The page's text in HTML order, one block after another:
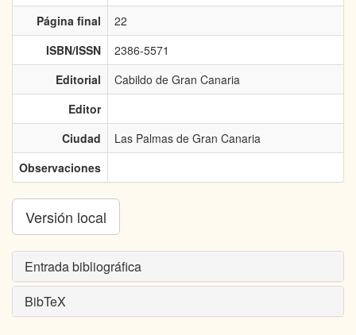
Página final
22
ISBN/ISSN
2386-5571
Editorial
Cabildo de Gran Canaria
Editor
Ciudad
Las Palmas de Gran Canaria
Observaciones
Versión local
Entrada bibliográfica
BibTeX